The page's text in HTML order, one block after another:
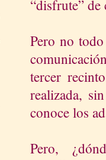
“disfrute”
Pero no
tercer
realizada,
conoce los
Pero,